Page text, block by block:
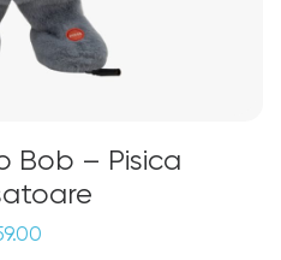
Bob – Pisica